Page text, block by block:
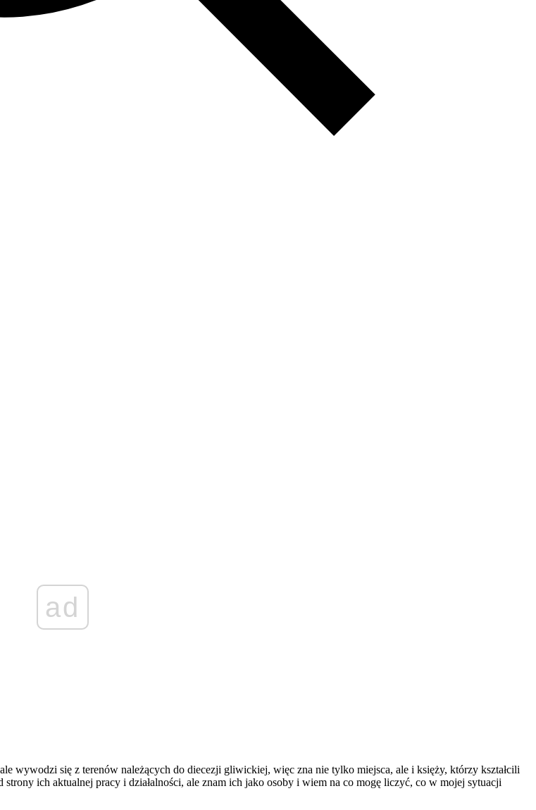
ad
wywodzi się z terenów należących do diecezji gliwickiej, więc zna nie tylko miejsca, ale i księży, którzy kształcili
ich aktualnej pracy i działalności, ale znam ich jako osoby i wiem na co mogę liczyć, co w mojej sytuacji